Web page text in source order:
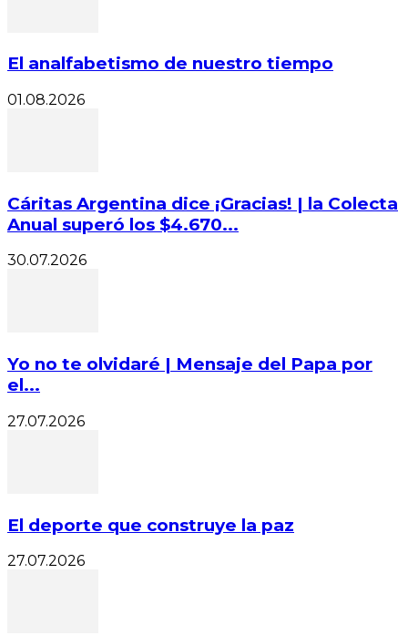
El analfabetismo de nuestro tiempo
01.08.2026
Cáritas Argentina dice ¡Gracias! | la Colecta
Anual superó los $4.670...
30.07.2026
Yo no te olvidaré | Mensaje del Papa por
el...
27.07.2026
El deporte que construye la paz
27.07.2026